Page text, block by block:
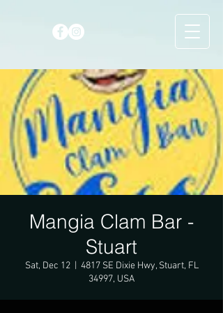
Mangia Clam Bar -
Stuart
Sat, Dec 12
  |
4817 SE Dixie Hwy, Stuart, FL
34997, USA